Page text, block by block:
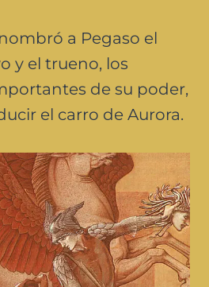
a Pegaso el
y el trueno, los
de su poder,
el carro de Aurora.